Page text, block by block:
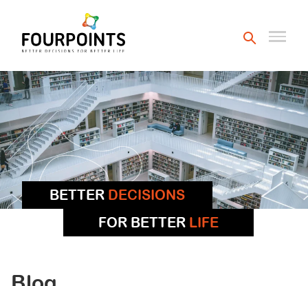
BETTER DECISIONS
FOR BETTER LIFE